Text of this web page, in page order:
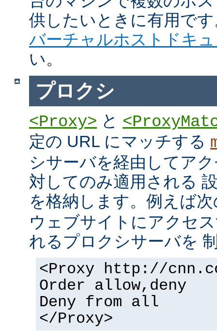
供したいときに有用で
バーチャルホストドキ
い。
プロクシ
<Proxy> と
定の URL にマッチする
シサーバを経由してア
対してのみ適用される
を格納します。例えば
ウェブサイトにアクセ
れるプロクシサーバを
<Proxy http://
Order allow,deny
Deny from all
</Proxy>